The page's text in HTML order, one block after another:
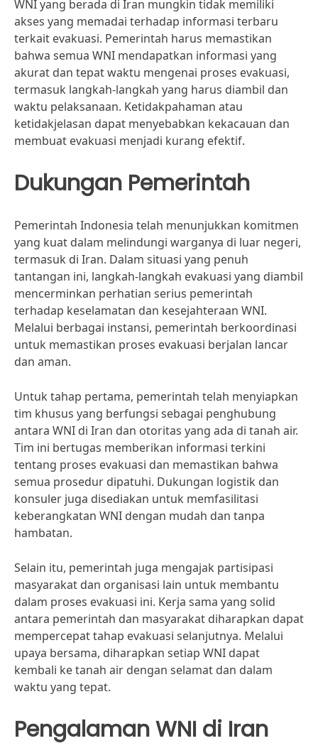
WNI yang berada di Iran mungkin tidak memiliki
akses yang memadai terhadap informasi terbaru
terkait evakuasi. Pemerintah harus memastikan
bahwa semua WNI mendapatkan informasi yang
akurat dan tepat waktu mengenai proses evakuasi,
termasuk langkah-langkah yang harus diambil dan
waktu pelaksanaan. Ketidakpahaman atau
ketidakjelasan dapat menyebabkan kekacauan dan
membuat evakuasi menjadi kurang efektif.
Dukungan Pemerintah
Pemerintah Indonesia telah menunjukkan komitmen
yang kuat dalam melindungi warganya di luar negeri,
termasuk di Iran. Dalam situasi yang penuh
tantangan ini, langkah-langkah evakuasi yang diambil
mencerminkan perhatian serius pemerintah
terhadap keselamatan dan kesejahteraan WNI.
Melalui berbagai instansi, pemerintah berkoordinasi
untuk memastikan proses evakuasi berjalan lancar
dan aman.
Untuk tahap pertama, pemerintah telah menyiapkan
tim khusus yang berfungsi sebagai penghubung
antara WNI di Iran dan otoritas yang ada di tanah air.
Tim ini bertugas memberikan informasi terkini
tentang proses evakuasi dan memastikan bahwa
semua prosedur dipatuhi. Dukungan logistik dan
konsuler juga disediakan untuk memfasilitasi
keberangkatan WNI dengan mudah dan tanpa
hambatan.
Selain itu, pemerintah juga mengajak partisipasi
masyarakat dan organisasi lain untuk membantu
dalam proses evakuasi ini. Kerja sama yang solid
antara pemerintah dan masyarakat diharapkan dapat
mempercepat tahap evakuasi selanjutnya. Melalui
upaya bersama, diharapkan setiap WNI dapat
kembali ke tanah air dengan selamat dan dalam
waktu yang tepat.
Pengalaman WNI di Iran